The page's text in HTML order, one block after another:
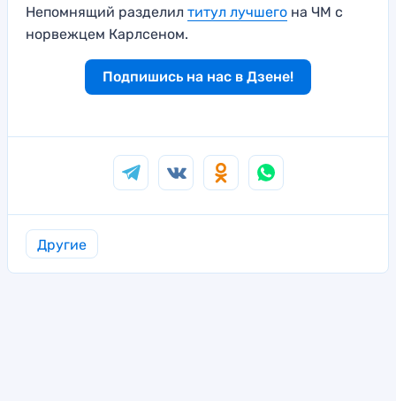
Непомнящий разделил титул лучшего на ЧМ с
норвежцем Карлсеном.
Подпишись на нас в Дзене!
Другие